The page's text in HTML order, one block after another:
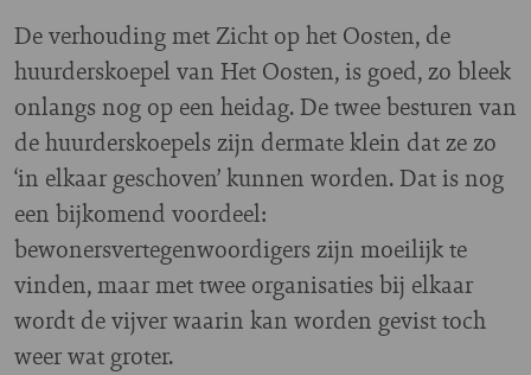
De verhouding met Zicht op het Oosten, de
huurderskoepel van Het Oosten, is goed, zo bleek
onlangs nog op een heidag. De twee besturen van
de huurderskoepels zijn dermate klein dat ze zo
‘in elkaar geschoven’ kunnen worden. Dat is nog
een bijkomend voordeel:
bewonersvertegenwoordigers zijn moeilijk te
vinden, maar met twee organisaties bij elkaar
wordt de vijver waarin kan worden gevist toch
weer wat groter.